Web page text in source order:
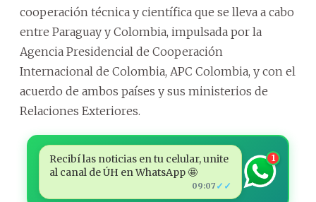
cooperación técnica y científica que se lleva a cabo
entre Paraguay y Colombia, impulsada por la
Agencia Presidencial de Cooperación
Internacional de Colombia, APC Colombia, y con el
acuerdo de ambos países y sus ministerios de
Relaciones Exteriores.
Recibí las noticias en tu celular, unite
al canal de ÚH en WhatsApp 🤩
09:07 ✓✓
1